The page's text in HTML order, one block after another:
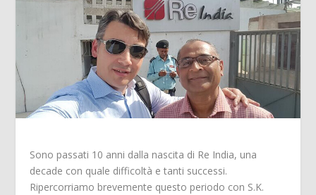
Sono passati 10 anni dalla nascita di Re India, una
decade con quale difficoltà e tanti successi.
Ripercorriamo brevemente questo periodo con S.K.